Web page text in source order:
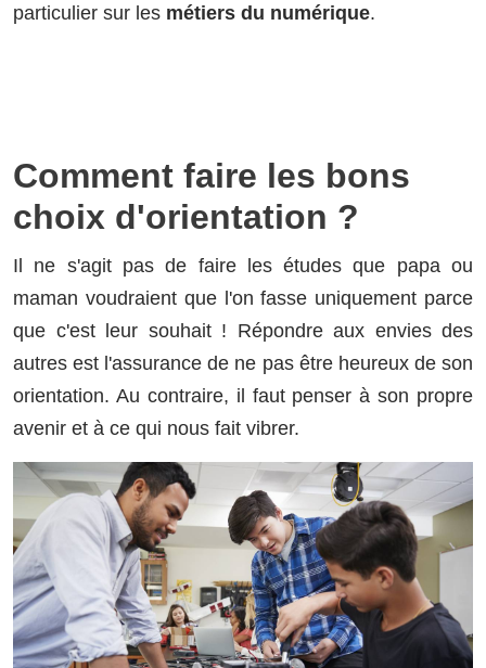
particulier sur les métiers du numérique.
Comment faire les bons
choix d'orientation ?
Il ne s'agit pas de faire les études que papa ou
maman voudraient que l'on fasse uniquement parce
que c'est leur souhait ! Répondre aux envies des
autres est l'assurance de ne pas être heureux de son
orientation. Au contraire, il faut penser à son propre
avenir et à ce qui nous fait vibrer.